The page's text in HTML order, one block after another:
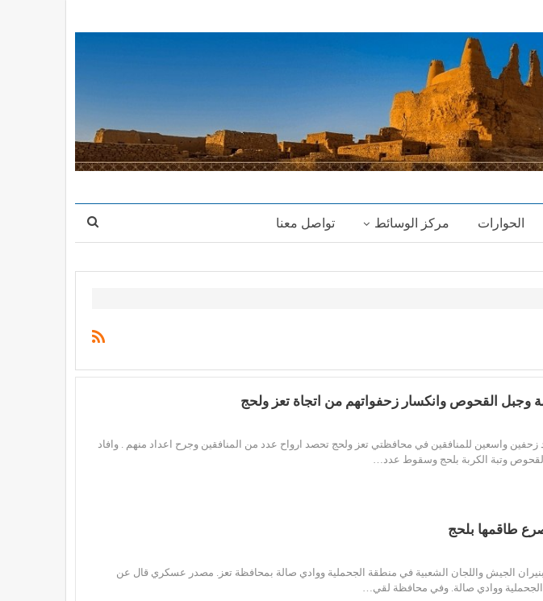
الحوارات مركز الوسائط تواصل معنا
وجبل القحوص وانكسار زحفواتهم من اتجاة تعز ولحج
واسعين للمنافقين في محافظتي تعز ولحج تحصد ارواح عدد من المنافقين وجرح اعداد منهم . وافاد
وتبة الكربة بلحج وسقوط عدد…
اخرين بنيران الجيش واللجان الشعبية في منطقة الجحملية ووادي صالة بمحافظة تعز. مصدر عسكري قال عن